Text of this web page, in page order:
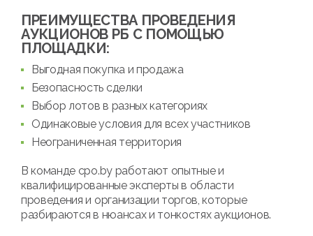
ПРЕИМУЩЕСТВА ПРОВЕДЕНИЯ
АУКЦИОНОВ РБ С ПОМОЩЬЮ
ПЛОЩАДКИ:
Выгодная покупка и продажа
Безопасность сделки
Выбор лотов в разных категориях
Одинаковые условия для всех участников
Неограниченная территория
В команде cpo.by работают опытные и
квалифицированные эксперты в области
проведения и организации торгов, которые
разбираются в нюансах и тонкостях аукционов.